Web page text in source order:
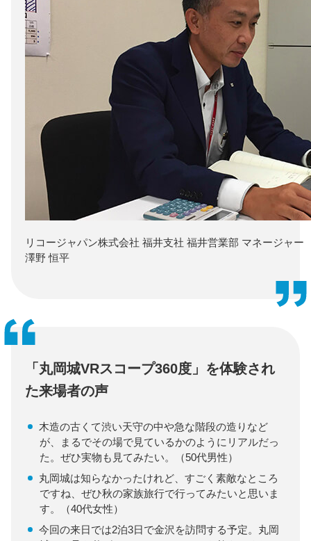
リコージャパン株式会社 福井支社 福井営業部 マネージャー
澤野 恒平
「丸岡城VRスコープ360度」を体験され
た来場者の声
木造の古くて渋い天守の中や急な階段の造りなど
が、まるでその場で見ているかのようにリアルだっ
た。ぜひ実物も見てみたい。（50代男性）
丸岡城は知らなかったけれど、すごく素敵なところ
ですね、ぜひ秋の家族旅行で行ってみたいと思いま
す。（40代女性）
今回の来日では2泊3日で金沢を訪問する予定。丸岡